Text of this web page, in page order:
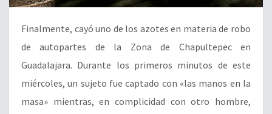
Finalmente, cayó uno de los azotes en materia de robo
de autopartes de la Zona de Chapultepec en
Guadalajara. Durante los primeros minutos de este
miércoles, un sujeto fue captado con «las manos en la
masa» mientras, en complicidad con otro hombre,